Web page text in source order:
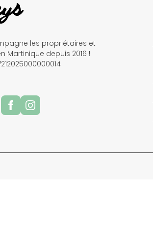
les propriétaires et
Martinique depuis 2016 !